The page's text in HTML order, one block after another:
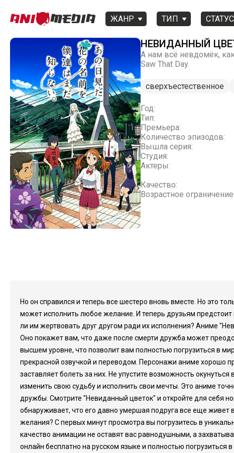
ЖАНР ТИП СТАТУС
НЕВИДАННЫЙ
А нам всё невдомёк,
Saw That Day.
сверхъестественное
Год:
Тип:
Премьера:
Количество эпизодов:
Вышла серия:
Студия:
Актеры:
Качество:
Возрастное ограничение:
Но он справился и теперь все шестеро вновь вместе. Но это
может исполнить любое желание. И теперь друзьям предстоит
ли им жертвовать друг другом ради их исполнения? Аниме
Оно покажет вам, что даже после смерти дружба может
высшем уровне, что позволит вам полностью погрузиться в
прекрасной озвучкой и переводом. Персонажи аниме хорошо
заставляет болеть за них. Не упустите возможность
изменить свою судьбу и исполнить свои мечты. Это аниме
дружбы. Смотрите "Невиданный цветок" и откройте для себя
обнаруживает, что его давно умершая подруга все еще живет
желания? С первых минут просмотра вы погрузитесь в
качество анимации не оставят вас равнодушными, а
онлайн бесплатно на русском языке и полностью